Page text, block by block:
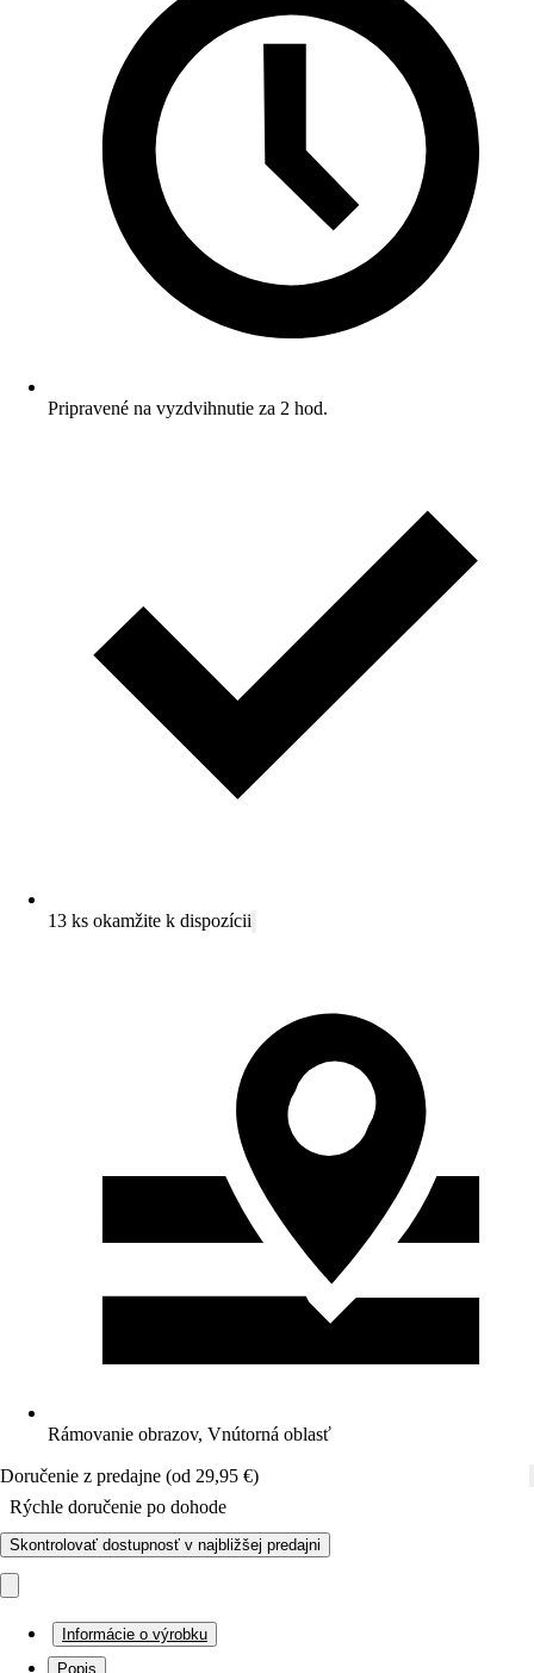
Pripravené na vyzdvihnutie za 2 hod.
13 ks okamžite k dispozícii
Rámovanie obrazov, Vnútorná oblasť
Doručenie z predajne (od 29,95 €)
Rýchle doručenie po dohode
Skontrolovať dostupnosť v najbližšej predajni
Informácie o výrobku
Popis